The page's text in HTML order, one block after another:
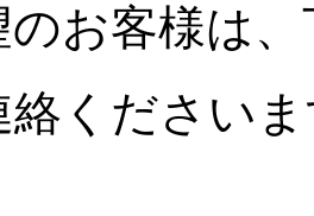
のお客様は
絡ください